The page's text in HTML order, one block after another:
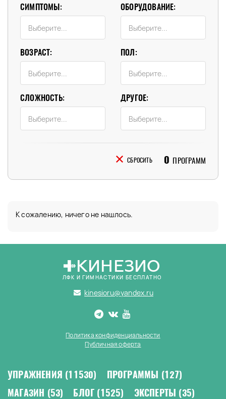
СИМПТОМЫ: ОБОРУДОВАНИЕ:
ВОЗРАСТ: ПОЛ:
СЛОЖНОСТЬ: ДРУГОЕ:
СБРОСИТЬ 0 ПРОГРАММ
К сожалению, ничего не нашлось.
КИНЕЗИО
ЛФК И ГИМНАСТИКИ БЕСПЛАТНО
kinesioru@yandex.ru
Политика конфиденциальности
Публичная оферта
УПРАЖНЕНИЯ (11530) ПРОГРАММЫ (127)
МАГАЗИН (53) БЛОГ (1525) ЭКСПЕРТЫ (35)